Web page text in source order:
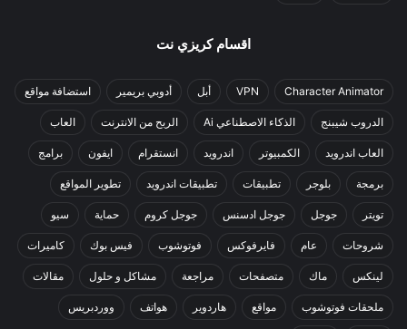
اقسام كريزي نت
Character Animator
VPN أبل أدوبي بريمير استضافة مواقع
الدروب شيبنج الذكاء الاصطناعي Ai الربح من الانترنت العاب
العاب اندرويد الكمبيوتر اندرويد انستقرام ايفون برامج
برمجة بلوجر تطبيقات تطبيقات اندرويد تطوير المواقع
تويتر جوجل جوجل ادسنس جوجل كروم حماية سيو
شروحات عام فايرفوكس فوتوشوب فيس بوك كاميرات
لينكس ماك متصفحات مراجعة مشاكل و حلول مقالات
ملحقات فوتوشوب مواقع هاردوير هواتف ووردبريس